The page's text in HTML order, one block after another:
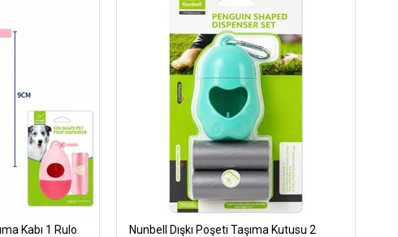
Kabı 1 Rulo
Nunbell Dışkı Poşeti Taşıma Kutusu 2